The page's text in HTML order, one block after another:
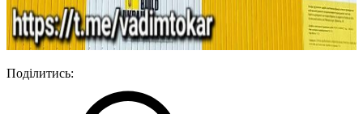
Поділитись: